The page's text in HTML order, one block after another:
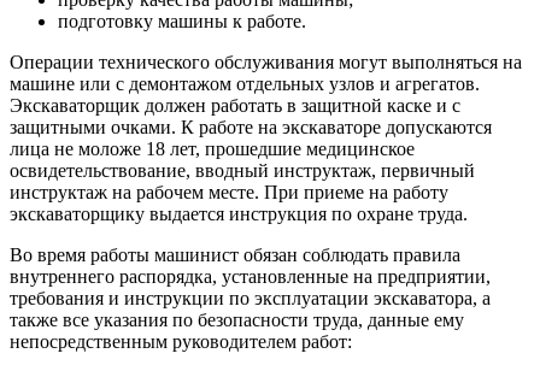
подготовку машины к работе.
Операции технического обслуживания могут выполняться на
машине или с демонтажом отдельных узлов и агрегатов.
Экскаваторщик должен работать в защитной каске и с
защитными очками. К работе на экскаваторе допускаются
лица не моложе 18 лет, прошедшие медицинское
освидетельствование, вводный инструктаж, первичный
инструктаж на рабочем месте. При приеме на работу
экскаваторщику выдается инструкция по охране труда.
Во время работы машинист обязан соблюдать правила
внутреннего распорядка, установленные на предприятии,
требования и инструкции по эксплуатации экскаватора, а
также все указания по безопасности труда, данные ему
непосредственным руководителем работ: